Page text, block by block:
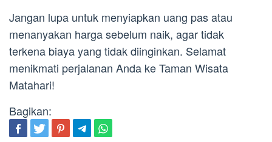
Jangan lupa untuk menyiapkan uang pas atau
menanyakan harga sebelum naik, agar tidak
terkena biaya yang tidak diinginkan. Selamat
menikmati perjalanan Anda ke Taman Wisata
Matahari!
Bagikan: